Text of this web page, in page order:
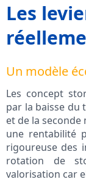
Les
Un modèle
Les concept
par la baisse du
et de la
une rentabilité
rigoureuse des
rotation de
valorisation car